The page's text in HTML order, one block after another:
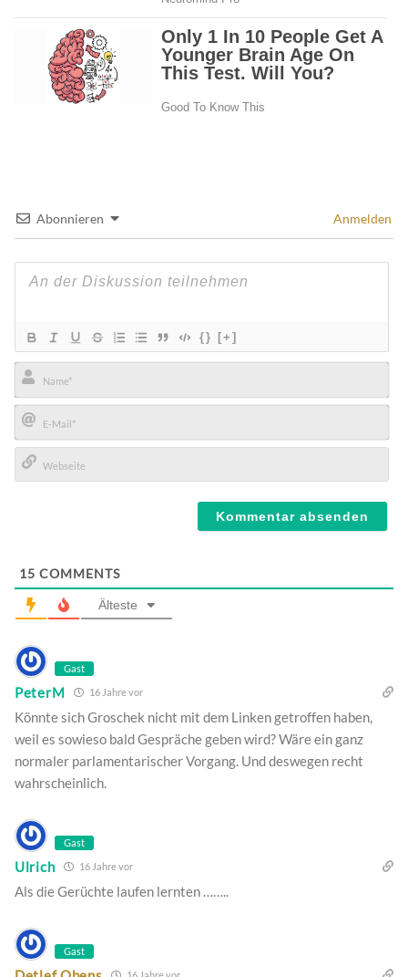
Abonnieren Anmelden
{} [+]
Name*
E-
Mail*
15 COMMENTS
Älteste
Gast
PeterM 16 Jahre vor
Könnte sich Groschek nicht mit dem Linken getroffen haben,
weil es sowieso bald Gespräche geben wird? Wäre ein ganz
normaler parlamentarischer Vorgang. Und deswegen recht
wahrscheinlich.
Gast
Ulrich 16 Jahre vor
Als die Gerüchte laufen lernten ……..
Gast